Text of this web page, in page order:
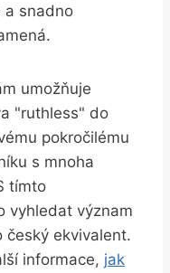
a snadno
umožňuje
"ruthless" do
pokročilému
s mnoha
tímto
vyhledat význam
český ekvivalent.
informace, jak